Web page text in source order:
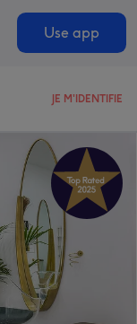
Use app
JE M'IDENTIFIE